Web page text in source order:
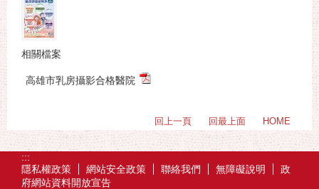
相關檔案
高雄市乳房攝影合格醫院
回上一頁 回最上面 HOME
:::
隱私權政策
網站安全政策 聯絡我們 無障礙說明
政
府網站資料開放宣告